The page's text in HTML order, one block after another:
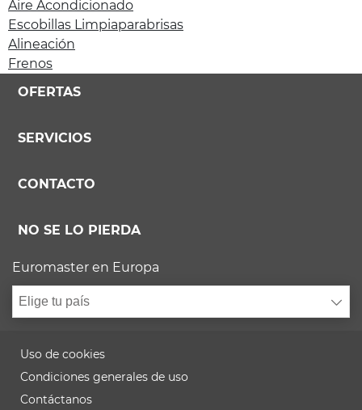
Aire Acondicionado
Escobillas Limpiaparabrisas
Alineación
Frenos
OFERTAS
SERVICIOS
CONTACTO
NO SE LO PIERDA
Euromaster en Europa
Elige tu país
Uso de cookies
Condiciones generales de uso
Contáctanos